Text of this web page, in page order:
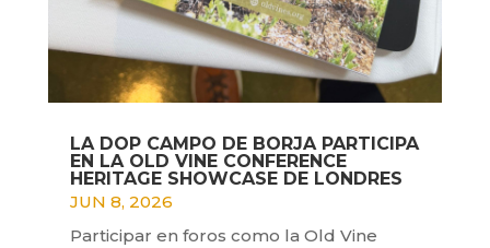
LA DOP CAMPO DE BORJA PARTICIPA
EN LA OLD VINE CONFERENCE
HERITAGE SHOWCASE DE LONDRES
JUN 8, 2026
Participar en foros como la Old Vine